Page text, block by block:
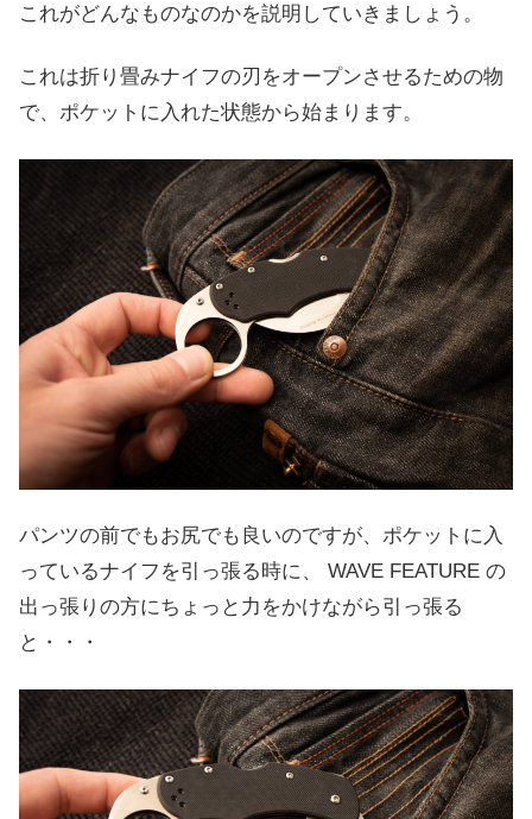
これがどんなものなのかを説明していきましょう。
これは折り畳みナイフの刃をオープンさせるための物
で、ポケットに入れた状態から始まります。
パンツの前でもお尻でも良いのですが、ポケットに入
っているナイフを引っ張る時に、 WAVE FEATURE の
出っ張りの方にちょっと力をかけながら引っ張る
と・・・